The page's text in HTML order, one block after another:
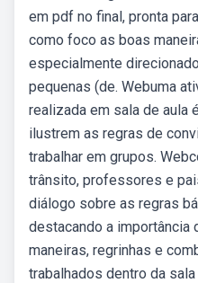
em pdf no final, pronta
como foco as boas
especialmente
pequenas (de. Webuma
realizada em sala de aula
ilustrem as regras de
trabalhar em grupos.
trânsito, professores e
diálogo sobre as regras
destacando a importância
maneiras, regrinhas e
trabalhados dentro da